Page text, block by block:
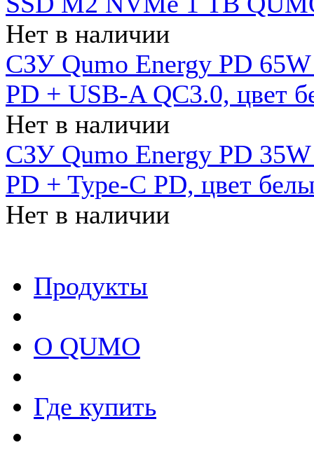
Нет в наличии
СЗУ Qumo Energy PD
PD + USB-A QC3.0, цвет
Нет в наличии
СЗУ Qumo Energy PD
PD + Type-C PD, цвет
Нет в наличии
Продукты
О QUMO
Где купить